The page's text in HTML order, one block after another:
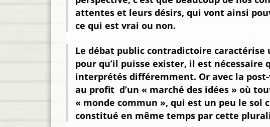
attentes et leurs désirs, qui vont ainsi
ce qui est vrai ou non.
Le débat public contradictoire
pour qu’il puisse exister, il est
interprétés différemment. Or avec la
au profit d’un « marché des idées » où
« monde commun », qui est un peu le
constitué en même temps par cette